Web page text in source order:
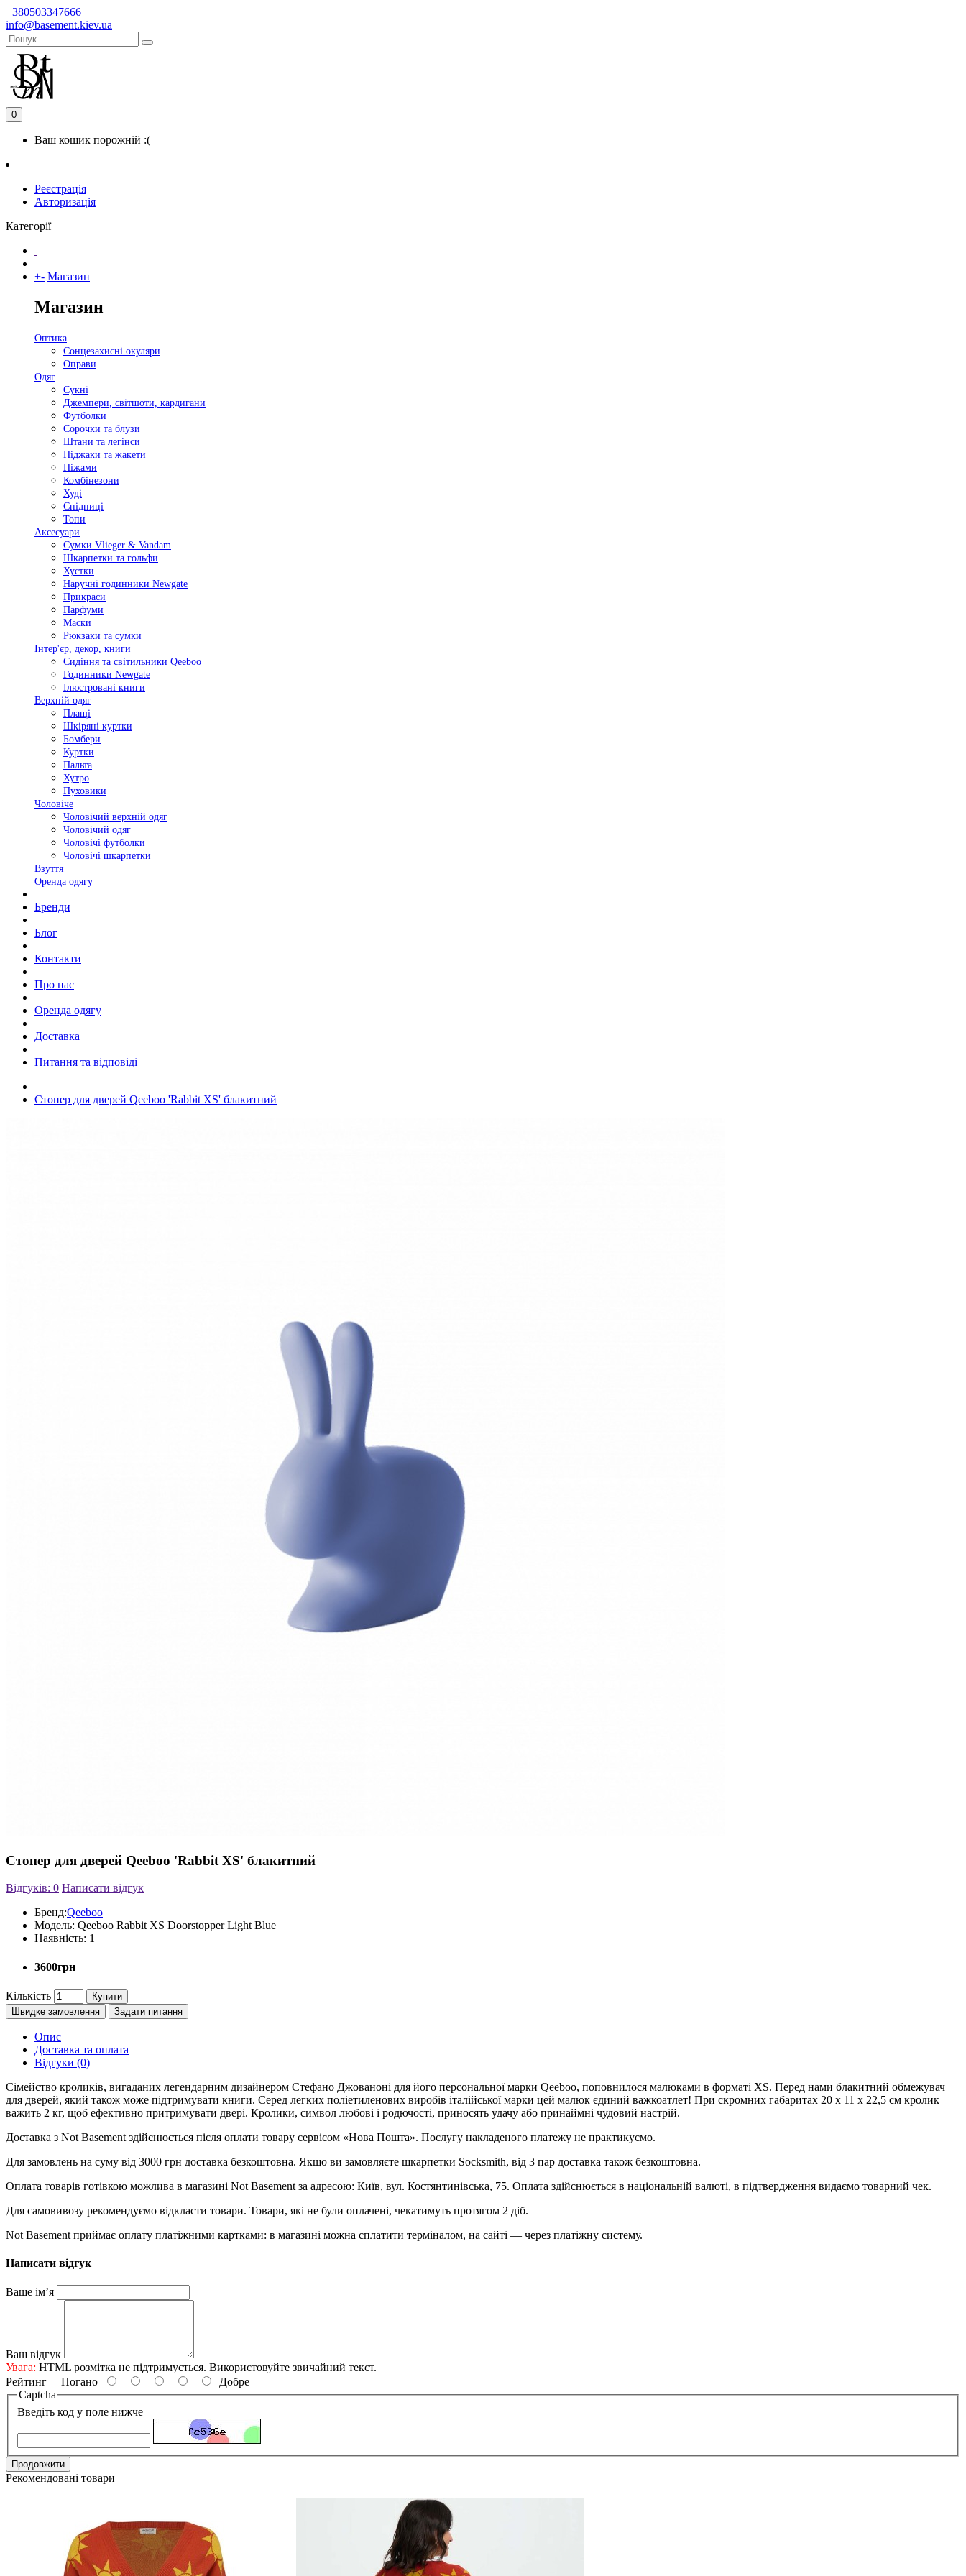
+380503347666
info@basement.kiev.ua
0
Ваш кошик порожній :(
Реєстрація
Авторизація
Категорії
+- Магазин
Магазин
Оптика
Сонцезахисні окуляри
Оправи
Одяг
Сукні
Джемпери, світшоти, кардигани
Футболки
Сорочки та блузи
Штани та легінси
Піджаки та жакети
Піжами
Комбінезони
Худі
Спідниці
Топи
Аксесуари
Сумки Vlieger & Vandam
Шкарпетки та гольфи
Хустки
Наручні годинники Newgate
Прикраси
Парфуми
Маски
Рюкзаки та сумки
Інтер'єр, декор, книги
Сидіння та світильники Qeeboo
Годинники Newgate
Ілюстровані книги
Верхній одяг
Плащі
Шкіряні куртки
Бомбери
Куртки
Пальта
Хутро
Пуховики
Чоловіче
Чоловічий верхній одяг
Чоловічий одяг
Чоловічі футболки
Чоловічі шкарпетки
Взуття
Оренда одягу
Бренди
Блог
Контакти
Про нас
Оренда одягу
Доставка
Питання та відповіді
Стопер для дверей Qeeboo 'Rabbit XS' блакитний
Стопер для дверей Qeeboo 'Rabbit XS' блакитний
Відгуків: 0 Написати відгук
Бренд:Qeeboo
Модель: Qeeboo Rabbit XS Doorstopper Light Blue
Наявність: 1
3600грн
Кількість
Купити
Швидке замовлення
Задати питання
Опис
Доставка та оплата
Відгуки (0)
Сімейство кроликів, вигаданих легендарним дизайнером Стефано Джованоні для його персональної марки Qeeboo, поповнилося малюками в форматі XS. Перед нами блакитний обмежувач
для дверей, який також може підтримувати книги. Серед легких поліетиленових виробів італійської марки цей малюк єдиний важкоатлет! При скромних габаритах 20 х 11 х 22,5 см кролик
важить 2 кг, щоб ефективно притримувати двері. Кролики, символ любові і родючості, приносять удачу або принаймні чудовий настрій.
Доставка з Not Basement здійснюється після оплати товару сервісом «Нова Пошта». Послугу накладеного платежу не практикуємо.
Для замовлень на суму від 3000 грн доставка безкоштовна. Якщо ви замовляєте шкарпетки Socksmith, від 3 пар доставка також безкоштовна.
Оплата товарів готівкою можлива в магазині Not Basement за адресою: Київ, вул. Костянтинівська, 75. Оплата здійснюється в національній валюті, в підтвердження видаємо товарний чек.
Для самовивозу рекомендуємо відкласти товари. Товари, які не були оплачені, чекатимуть протягом 2 діб.
Not Basement приймає оплату платіжними картками: в магазині можна сплатити терміналом, на сайті — через платіжну систему.
Написати відгук
Ваше ім’я
Ваш відгук
Увага: HTML розмітка не підтримується. Використовуйте звичайний текст.
Рейтинг Погано
Добре
Captcha
Введіть код у поле нижче
Продовжити
Рекомендовані товари